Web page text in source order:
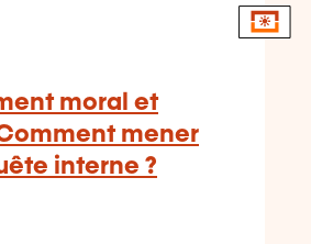
moral et
mener
interne ?